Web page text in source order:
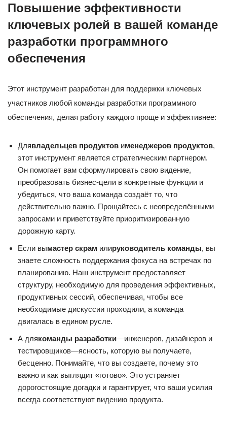
Повышение эффективности
ключевых ролей в вашей команде
разработки программного
обеспечения
Этот инструмент разработан для поддержки ключевых
участников любой команды разработки программного
обеспечения, делая работу каждого проще и эффективнее:
Длявладельцев продуктов именеджеров продуктов,
этот инструмент является стратегическим партнером.
Он помогает вам сформулировать свою видение,
преобразовать бизнес-цели в конкретные функции и
убедиться, что ваша команда создаёт то, что
действительно важно. Прощайтесь с неопределёнными
запросами и приветствуйте приоритизированную
дорожную карту.
Если вымастер скрам илируководитель команды, вы
знаете сложность поддержания фокуса на встречах по
планированию. Наш инструмент предоставляет
структуру, необходимую для проведения эффективных,
продуктивных сессий, обеспечивая, чтобы все
необходимые дискуссии проходили, а команда
двигалась в едином русле.
А длякоманды разработки—инженеров, дизайнеров и
тестировщиков—ясность, которую вы получаете,
бесценно. Понимайте, что вы создаете, почему это
важно и как выглядит «готово». Это устраняет
дорогостоящие догадки и гарантирует, что ваши усилия
всегда соответствуют видению продукта.